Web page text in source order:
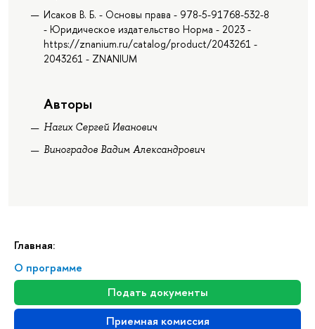
Главная:
О программе
Подать документы
Приемная комиссия
Исаков В. Б. - Основы права - 978-5-91768-532-8
- Юридическое издательство Норма - 2023 -
https://znanium.ru/catalog/product/2043261 -
2043261 - ZNANIUM
Авторы
Нагих Сергей Иванович
Виноградов Вадим Александрович